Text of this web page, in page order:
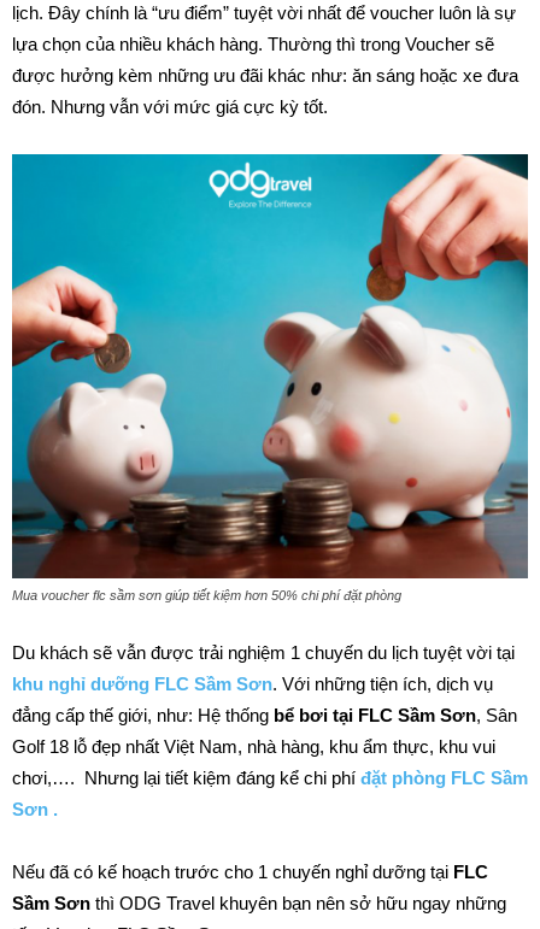
lịch. Đây chính là “ưu điểm” tuyệt vời nhất để voucher luôn là sự
lựa chọn của nhiều khách hàng. Thường thì trong Voucher sẽ
được hưởng kèm những ưu đãi khác như: ăn sáng hoặc xe đưa
đón. Nhưng vẫn với mức giá cực kỳ tốt.
Mua voucher flc sầm sơn giúp tiết kiệm hơn 50% chi phí đặt phòng
Du khách sẽ vẫn được trải nghiệm 1 chuyến du lịch tuyệt vời tại
khu nghỉ dưỡng FLC Sầm Sơn. Với những tiện ích, dịch vụ
đẳng cấp thế giới, như: Hệ thống bể bơi tại FLC Sầm Sơn, Sân
Golf 18 lỗ đẹp nhất Việt Nam, nhà hàng, khu ẩm thực, khu vui
chơi,…. Nhưng lại tiết kiệm đáng kể chi phí đặt phòng FLC Sầm
Sơn .
Nếu đã có kế hoạch trước cho 1 chuyến nghỉ dưỡng tại FLC
Sầm Sơn thì ODG Travel khuyên bạn nên sở hữu ngay những